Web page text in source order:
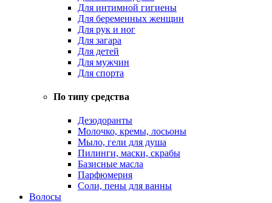
Для интимной гигиены
Для беременных женщин
Для рук и ног
Для загара
Для детей
Для мужчин
Для спорта
По типу средства
Дезодоранты
Молочко, кремы, лосьоны
Мыло, гели для душа
Пилинги, маски, скрабы
Базисные масла
Парфюмерия
Соли, пены для ванны
Волосы